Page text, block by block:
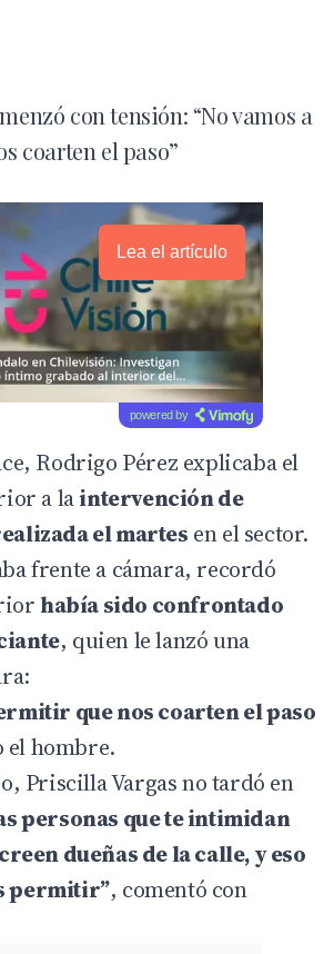
con tensión: “No vamos a
coarten el paso”
Lea el artículo
powered by
Rodrigo Pérez explicaba el
a laintervención de
el martes en el sector.
frente a cámara, recordó
había sido confrontado
, quien le lanzó una
que nos coarten el paso
el hombre.
Priscilla Vargas no tardó en
personas que te intimidan
dueñas de la calle, y eso
permitir”, comentó con